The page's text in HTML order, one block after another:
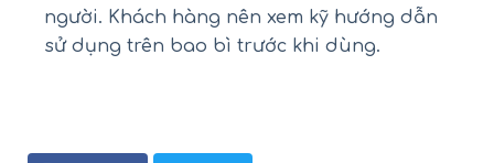
người. Khách hàng nên xem kỹ hướng dẫn
sử dụng trên bao bì trước khi dùng.